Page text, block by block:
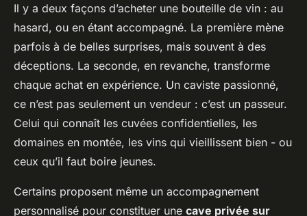
Il y a deux façons d’acheter une bouteille de vin : au
hasard, ou en étant accompagné. La première mène
parfois à de belles surprises, mais souvent à des
déceptions. La seconde, en revanche, transforme
chaque achat en expérience. Un caviste passionné,
ce n’est pas seulement un vendeur : c’est un passeur.
Celui qui connaît les cuvées confidentielles, les
domaines en montée, les vins qui vieillissent bien - ou
ceux qu’il faut boire jeunes.
Certains proposent même un accompagnement
personnalisé pour constituer une cave privée sur